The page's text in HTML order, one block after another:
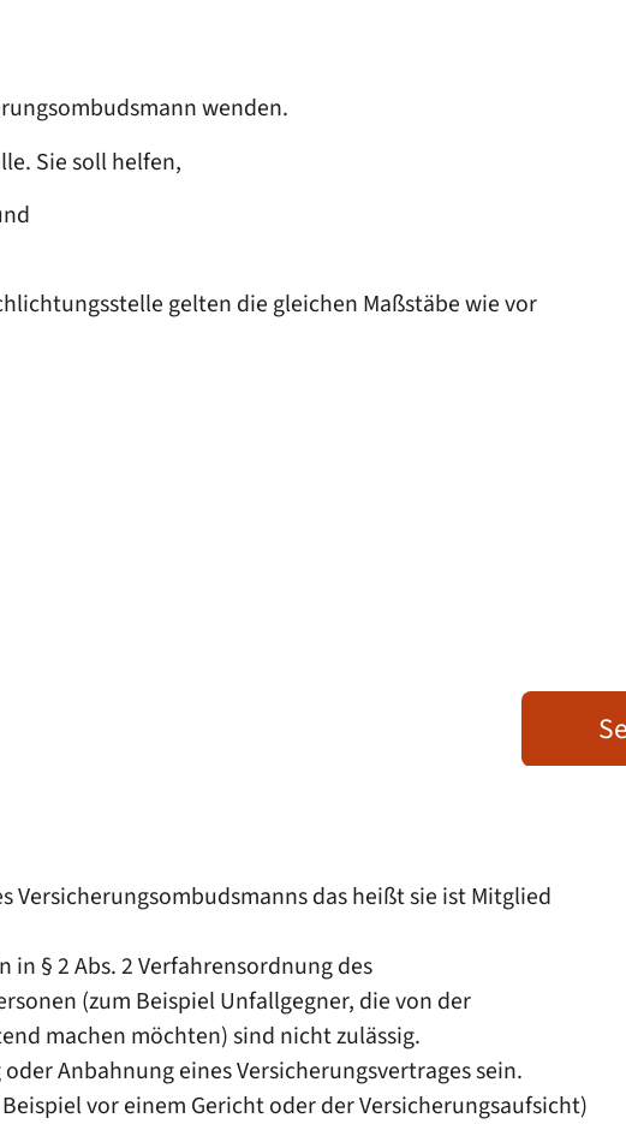
wenden.
Siesoll helfen,
gelten die gleichen Maßstäbe wie vor
Versicherungsombudsmanns das heißt sie ist Mitglied
§ 2 Abs. 2 Verfahrensordnung des
(zum Beispiel Unfallgegner, die von der
machen möchten) sind nicht zulässig.
Anbahnung eines Versicherungsvertrages sein.
vor einem Gericht oder der Versicherungsaufsicht)